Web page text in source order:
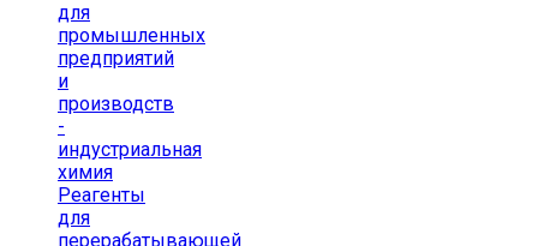
для
промышленных
предприятий
и
производств
-
индустриальная
химия
Реагенты
для
перерабатывающей